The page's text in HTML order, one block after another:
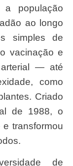
população
ao longo
simples de
vacinação e
arterial — até
como
Criado
de 1988, o
transformou